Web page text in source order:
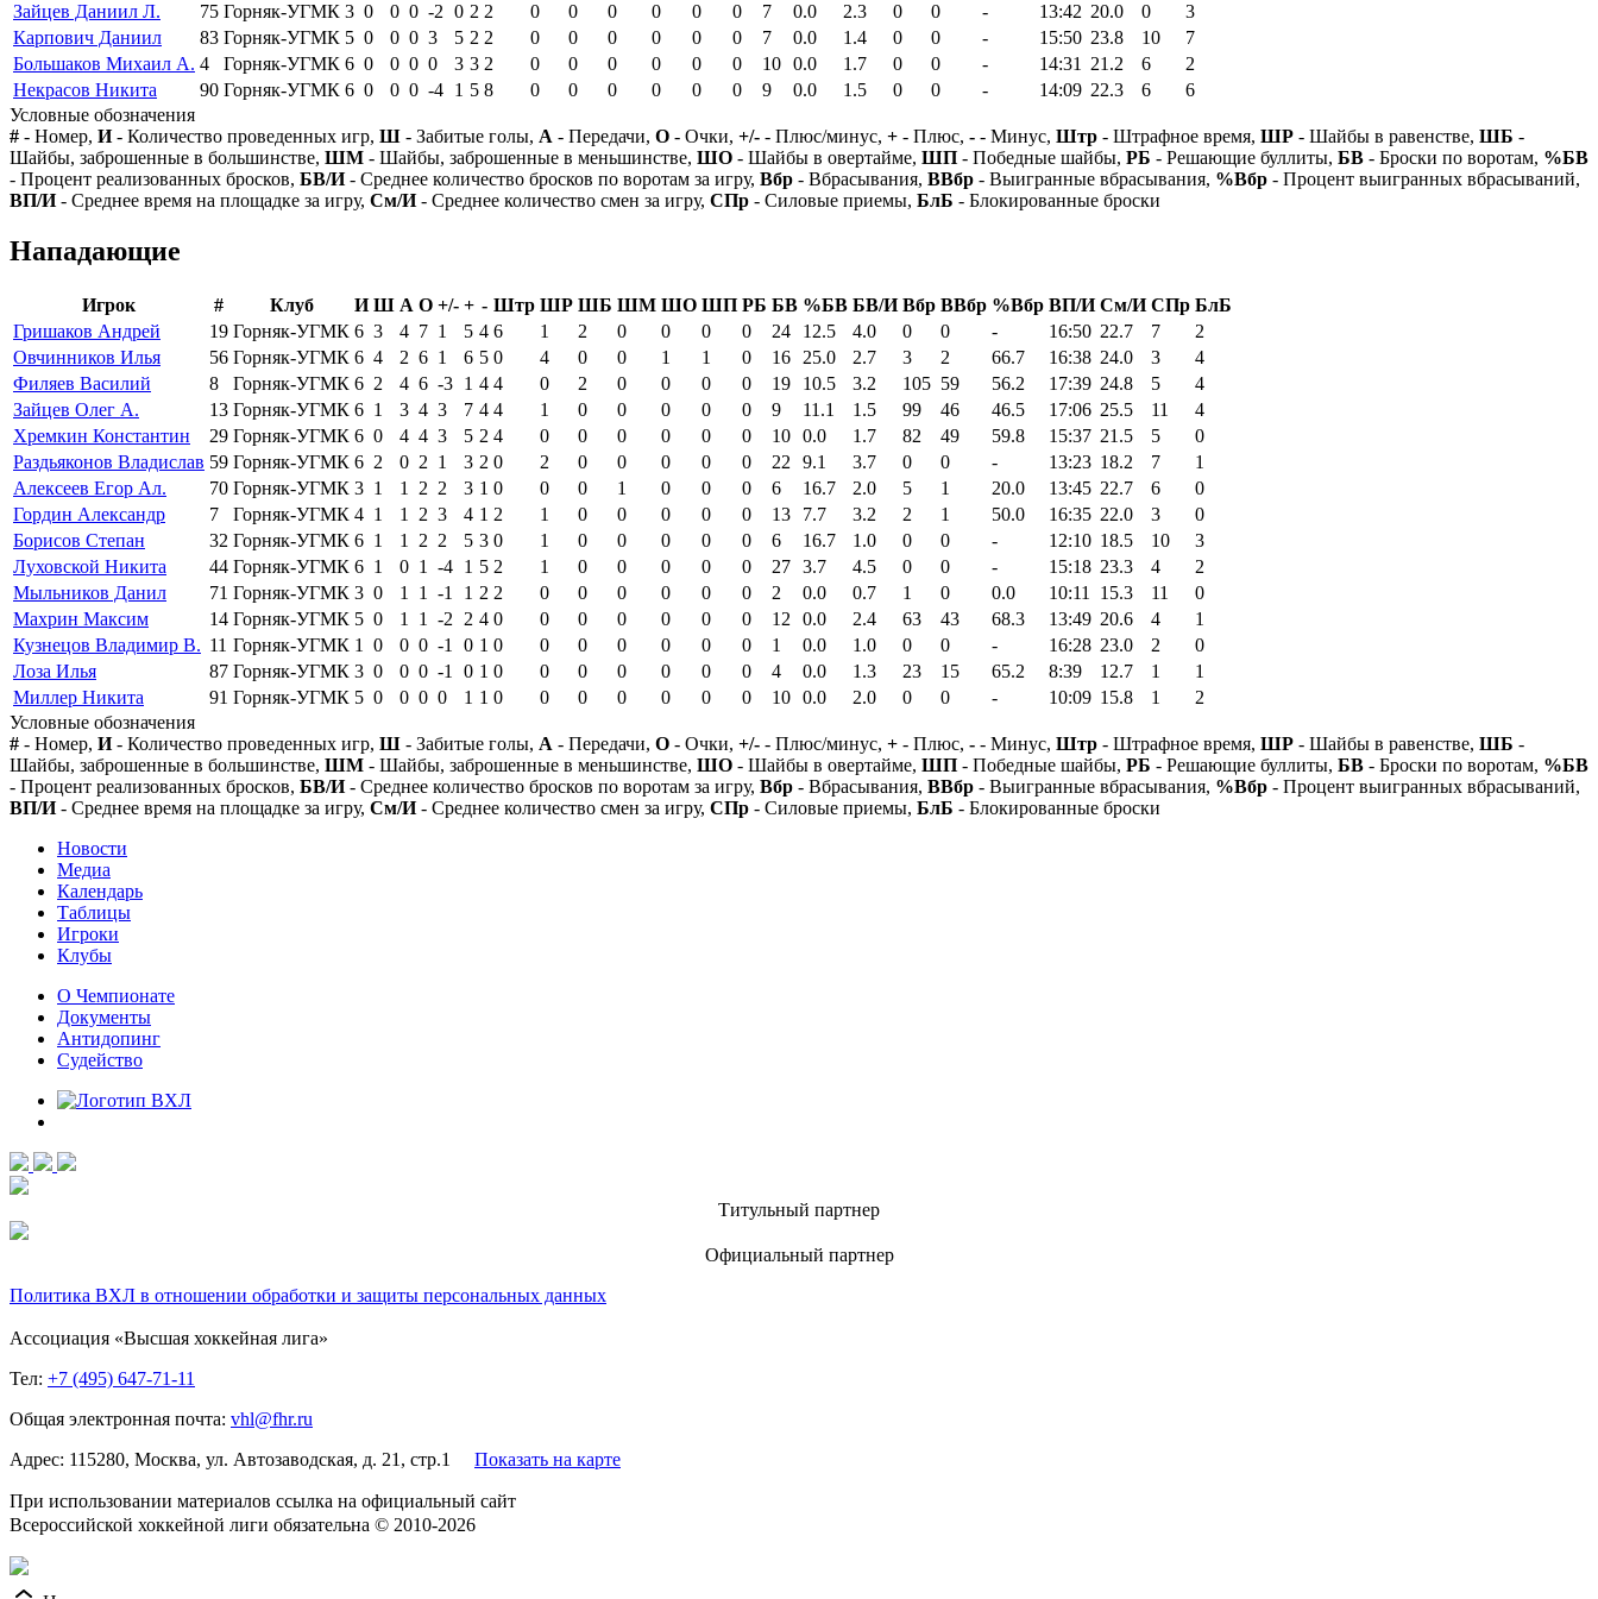
Зайцев Даниил Л.
75 Горняк-УГМК 3 0 0 0 -2 0 2 2 0 0 0 0 0 0 7 0.0 2.3 0 0 - 13:42 20.0 0
3
Карпович Даниил
83 Горняк-УГМК 5 0 0 0 3 5 2 2 0 0 0 0 0 0 7 0.0 1.4 0 0 - 15:50 23.8 10
7
Большаков Михаил А. 4 Горняк-УГМК 6 0 0 0 0 3 3 2 0 0 0 0 0 0 10 0.0 1.7 0 0 - 14:31 21.2 6
2
Некрасов Никита
90 Горняк-УГМК 6 0 0 0 -4 1 5 8 0 0 0 0 0 0 9 0.0 1.5 0 0 - 14:09 22.3 6
6
Условные обозначения
# - Номер, И- Количество проведенных игр, Ш - Забитые голы, А - Передачи, О - Очки, +/- - Плюс/минус, + - Плюс, - - Минус, Штр - Штрафное время, ШР - Шайбы в равенстве, ШБ -
Шайбы, заброшенные в большинстве, ШМ - Шайбы, заброшенные в меньшинстве, ШО - Шайбы в овертайме, ШП - Победные шайбы, РБ - Решающие буллиты, БВ - Броски по воротам, %БВ
- Процент реализованных бросков, БВ/И- Среднее количество бросков по воротам за игру, Вбр - Вбрасывания, ВВбр - Выигранные вбрасывания, %Вбр - Процент выигранных вбрасываний,
ВП/И- Среднее время на площадке за игру, См/И- Среднее количество смен за игру, СПр - Силовые приемы, БлБ - Блокированные броски
Нападающие
Игрок # Клуб И Ш А О +/- + - Штр ШР ШБ ШМ ШО ШП РБ БВ %БВ БВ/И Вбр ВВбр %Вбр ВП/И См/И СПр БлБ
Гришаков Андрей
19 Горняк-УГМК 6 3 4 7 1 5 4 6 1 2 0 0 0 0 24 12.5 4.0 0 0 - 16:50 22.7 7
2
Овчинников Илья
56 Горняк-УГМК 6 4 2 6 1 6 5 0 4 0 0 1 1 0 16 25.0 2.7 3 2 66.7 16:38 24.0 3
4
Филяев Василий
8 Горняк-УГМК 6 2 4 6 -3 1 4 4 0 2 0 0 0 0 19 10.5 3.2 105 59 56.2 17:39 24.8 5
4
Зайцев Олег А.
13 Горняк-УГМК 6 1 3 4 3 7 4 4 1 0 0 0 0 0 9 11.1 1.5 99 46 46.5 17:06 25.5 11
4
Хремкин Константин
29 Горняк-УГМК 6 0 4 4 3 5 2 4 0 0 0 0 0 0 10 0.0 1.7 82 49 59.8 15:37 21.5 5
0
Раздьяконов Владислав 59 Горняк-УГМК 6 2 0 2 1 3 2 0 2 0 0 0 0 0 22 9.1 3.7 0 0 - 13:23 18.2 7
1
Алексеев Егор Ал.
70 Горняк-УГМК 3 1 1 2 2 3 1 0 0 0 1 0 0 0 6 16.7 2.0 5 1 20.0 13:45 22.7 6
0
Гордин Александр
7 Горняк-УГМК 4 1 1 2 3 4 1 2 1 0 0 0 0 0 13 7.7 3.2 2 1 50.0 16:35 22.0 3
0
Борисов Степан
32 Горняк-УГМК 6 1 1 2 2 5 3 0 1 0 0 0 0 0 6 16.7 1.0 0 0 - 12:10 18.5 10
3
Луховской Никита
44 Горняк-УГМК 6 1 0 1 -4 1 5 2 1 0 0 0 0 0 27 3.7 4.5 0 0 - 15:18 23.3 4
2
Мыльников Данил
71 Горняк-УГМК 3 0 1 1 -1 1 2 2 0 0 0 0 0 0 2 0.0 0.7 1 0 0.0 10:11 15.3 11
0
Махрин Максим
14 Горняк-УГМК 5 0 1 1 -2 2 4 0 0 0 0 0 0 0 12 0.0 2.4 63 43 68.3 13:49 20.6 4
1
Кузнецов Владимир В. 11 Горняк-УГМК 1 0 0 0 -1 0 1 0 0 0 0 0 0 0 1 0.0 1.0 0 0 - 16:28 23.0 2
0
Лоза Илья
87 Горняк-УГМК 3 0 0 0 -1 0 1 0 0 0 0 0 0 0 4 0.0 1.3 23 15 65.2 8:39 12.7 1
1
Миллер Никита
91 Горняк-УГМК 5 0 0 0 0 1 1 0 0 0 0 0 0 0 10 0.0 2.0 0 0 - 10:09 15.8 1
2
Условные обозначения
# - Номер, И- Количество проведенных игр, Ш - Забитые голы, А - Передачи, О - Очки, +/- - Плюс/минус, + - Плюс, - - Минус, Штр - Штрафное время, ШР - Шайбы в равенстве, ШБ -
Шайбы, заброшенные в большинстве, ШМ - Шайбы, заброшенные в меньшинстве, ШО - Шайбы в овертайме, ШП - Победные шайбы, РБ - Решающие буллиты, БВ - Броски по воротам, %БВ
- Процент реализованных бросков, БВ/И- Среднее количество бросков по воротам за игру, Вбр - Вбрасывания, ВВбр - Выигранные вбрасывания, %Вбр - Процент выигранных вбрасываний,
ВП/И- Среднее время на площадке за игру, См/И- Среднее количество смен за игру, СПр - Силовые приемы, БлБ - Блокированные броски
Новости
Медиа
Календарь
Таблицы
Игроки
Клубы
О Чемпионате
Документы
Антидопинг
Судейство
Титульный партнер
Официальный партнер
Политика ВХЛ в отношении обработки и защиты персональных данных
Ассоциация «Высшая хоккейная лига»
Тел: +7 (495) 647-71-11
Общая электронная почта: vhl@fhr.ru
Адрес: 115280, Москва, ул. Автозаводская, д. 21, стр.1 Показать на карте
При использовании материалов ссылка на официальный сайт
Всероссийской хоккейной лиги обязательна © 2010-2026